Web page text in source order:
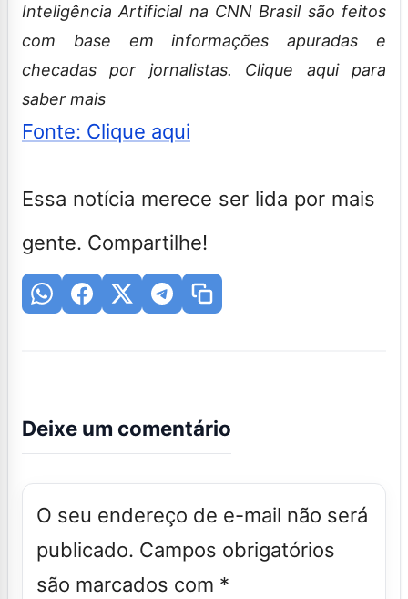
Inteligência Artificial na CNN Brasil são feitos
com base em informações apuradas e
checadas por jornalistas. Clique aqui para
saber mais
Fonte: Clique aqui
Essa notícia merece ser lida por mais
gente. Compartilhe!
Deixe um comentário
O seu endereço de e-mail não será
publicado. Campos obrigatórios
são marcados com *